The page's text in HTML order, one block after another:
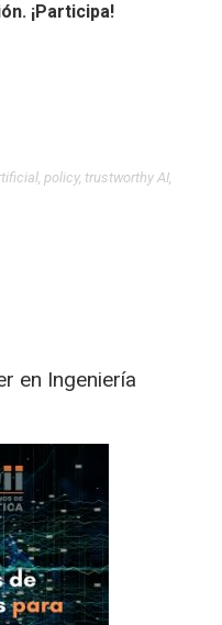
¡Participa!
, policy, trustworthy AI,
en Ingeniería